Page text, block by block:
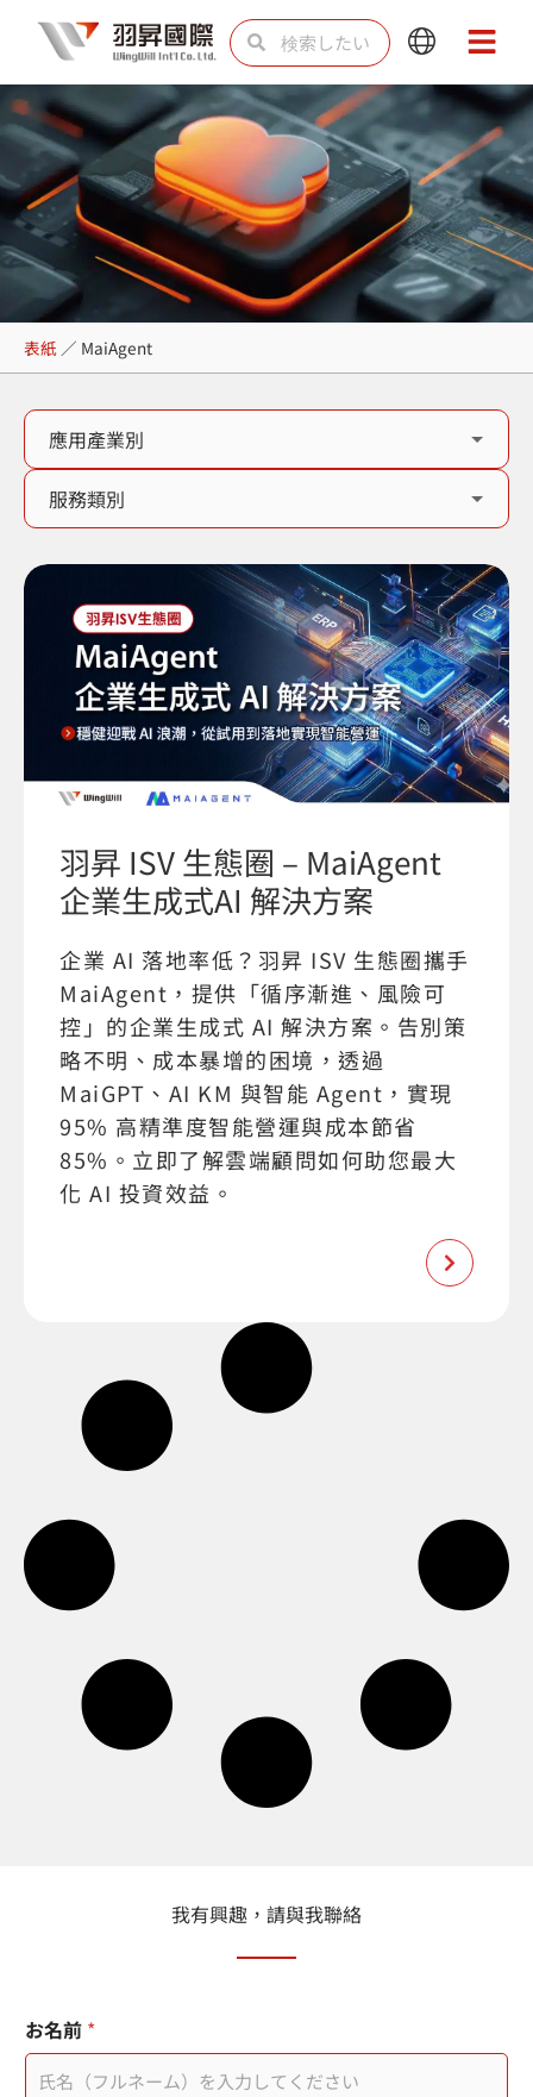
を
ス
キ
プ
検
索 索
Main
Menu
Main
Menu
MaiAgent
表紙 ／ MaiAgent
羽昇 ISV 生態圈 – MaiAgent
企業生成式AI 解決方案
企業 AI 落地率低？羽昇 ISV 生態圈攜手
MaiAgent，提供「循序漸進、風險可
控」的企業生成式 AI 解決方案。告別策
略不明、成本暴增的困境，透過
MaiGPT、AI KM 與智能 Agent，實現
95% 高精準度智能營運與成本節省
85%。立即了解雲端顧問如何助您最大
化 AI 投資效益。
我有興趣，請與我聯絡
お名前 *